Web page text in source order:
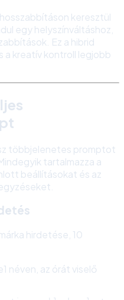
keresztül
egy helyszínváltáshoz,
Ez a hibrid
kreatív kontroll legjobb
többjelenetes promptot
tartalmazza a
beállításokat és az
hirdetése, 10
néven, az órát viselő